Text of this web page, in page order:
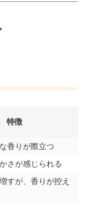
特徴
香りが際立つ
さが感じられる
すが、香りが控え